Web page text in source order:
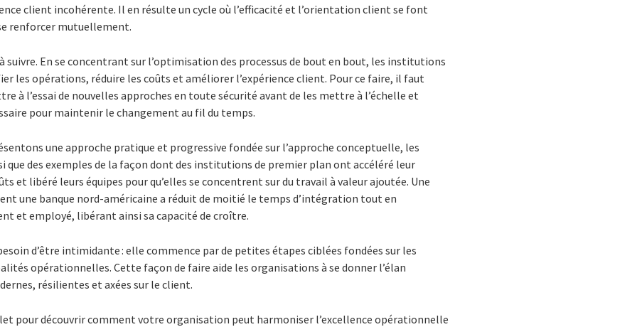
client incohérente. Il en résulte un cycle où l’efficacité et l’orientation client se font
renforcer mutuellement.
suivre. En se concentrant sur l’optimisation des processus de bout en bout, les institutions
les opérations, réduire les coûts et améliorer l’expérience client. Pour ce faire, il faut
à l’essai de nouvelles approches en toute sécurité avant de les mettre à l’échelle et
pour maintenir le changement au fil du temps.
une approche pratique et progressive fondée sur l’approche conceptuelle, les
que des exemples de la façon dont des institutions de premier plan ont accéléré leur
et libéré leurs équipes pour qu’elles se concentrent sur du travail à valeur ajoutée. Une
une banque nord-américaine a réduit de moitié le temps d’intégration tout en
et employé, libérant ainsi sa capacité de croître.
d’être intimidante : elle commence par de petites étapes ciblées fondées sur les
opérationnelles. Cette façon de faire aide les organisations à se donner l’élan
résilientes et axées sur le client.
pour découvrir comment votre organisation peut harmoniser l’excellence opérationnelle